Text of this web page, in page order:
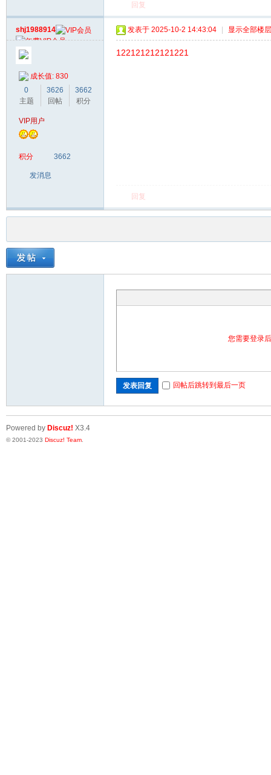
回复
shj1988914
成长值: 830
0
主题
3626
回帖
3662
积分
VIP用户
积分 3662
发消息
发表于 2025-10-2 14:43:04 显示全部楼层
122121212121221
回复
您需要登录
发表回复 回帖后跳转到最后一页
Powered by Discuz! X3.4
© 2001-2023 Discuz! Team.